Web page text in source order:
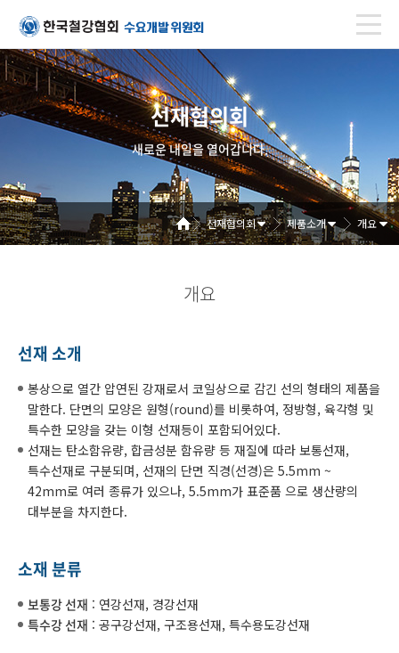
선재협의회
새로운 내일을 열어갑니다.
선재협의회 제품소개 개요
개요
선재 소개
봉상으로 열간 압연된 강재로서 코일상으로 감긴 선의 형태의 제품을
말한다. 단면의 모양은 원형(round)를 비롯하여, 정방형, 육각형 및
특수한 모양을 갖는 이형 선재등이 포함되어있다.
선재는 탄소함유량, 합금성분 함유량 등 재질에 따라 보통선재,
특수선재로 구분되며, 선재의 단면 직경(선경)은 5.5mm ~
42mm로 여러 종류가 있으나, 5.5mm가 표준품 으로 생산량의
대부분을 차지한다.
소재 분류
보통강 선재 : 연강선재, 경강선재
특수강 선재 : 공구강선재, 구조용선재, 특수용도강선재